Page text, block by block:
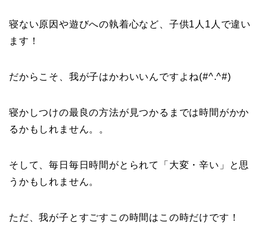
寝ない原因や遊びへの執着心など、子供1人1人で違い
ます！
だからこそ、我が子はかわいいんですよね(#^.^#)
寝かしつけの最良の方法が見つかるまでは時間がかか
るかもしれません。。
そして、毎日毎日時間がとられて「大変・辛い」と思
うかもしれません。
ただ、我が子とすごすこの時間はこの時だけです！